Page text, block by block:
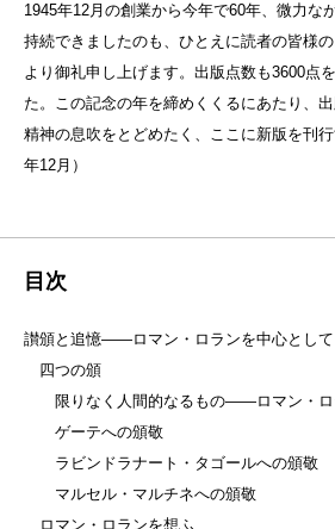
1945年12月の創業から今年で60年、微力な
持続できましたのも、ひとえに読者の皆様
より御礼申し上げます。出版点数も3600点
た。この記念の年を締めくくるにあたり、
精神の息吹をとどめたく、ここに新版を刊
年12月）
目次
讃頒と追憶——ロマン・ロランを中心として
四つの頒
限りなく人間的なるもの——ロマン・ロ
ゲーテへの頒敬
ラビンドラナート・タゴールへの頒敬
マルセル・マルチネへの頒敬
ロマン・ロランを想ふ